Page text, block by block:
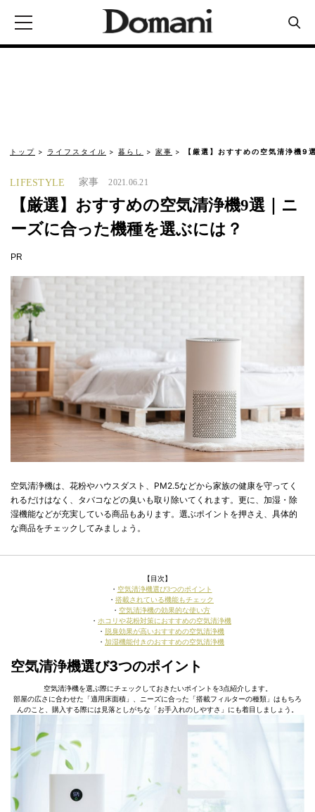
トップ ライフスタイル 暮らし 家事 【厳選】おすすめの空気清浄機
LIFESTYLE 家事 2021.06.21
【厳選】おすすめの空気清浄機9選｜ニ
ーズに合った機種を選ぶには？
PR
空気清浄機は、花粉やハウスダスト、PM2.5などから家族の健康を守ってく
れるだけはなく、タバコなどの臭いも取り除いてくれます。更に、加湿・除
湿機能などが充実している商品もあります。選ぶポイントを押さえ、具体的
な商品をチェックしてみましょう。
【目次】
・ 空気清浄機選び3つのポイント
・ 搭載されている機能もチェック
・ 空気清浄機の効果的な使い方
・ ホコリや花粉対策におすすめの空気清浄機
・ 脱臭効果が高いおすすめの空気清浄機
・ 加湿機能付きのおすすめの空気清浄機
空気清浄機選び3つのポイント
空気清浄機を選ぶ際にチェックしておきたいポイントを3点紹介します。
部屋の広さに合わせた「適用床面積」、ニーズに合った「搭載フィルターの種類」はもちろ
んのこと、購入する際には見落としがちな「お手入れのしやすさ」にも着目しましょう。